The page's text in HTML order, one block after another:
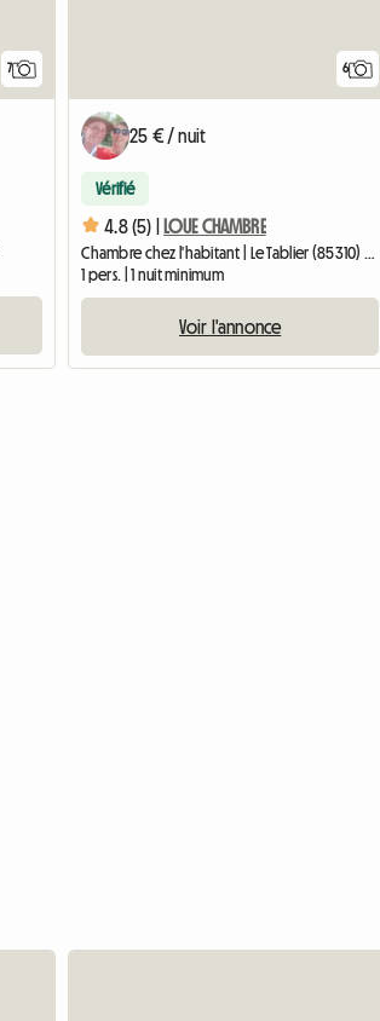
7 6
25 € / nuit
Vérifié
4.8 (5) | LOUE CHAMBRE
Chambre chez l'habitant | Le Tablier (85310) | 9 M2
1 pers. | 1 nuit minimum
Voir l'annonce